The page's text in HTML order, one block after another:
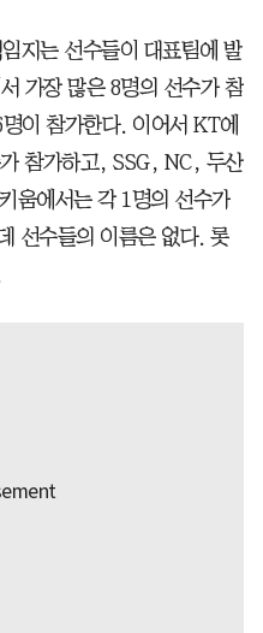
지는 선수들이 대표팀에 발
가장 많은 8명의 선수가 참
이 참가한다. 이어서 KT에
참가하고, SSG, NC, 두산
움에서는 각 1명의 선수가
선수들의 이름은 없다. 롯